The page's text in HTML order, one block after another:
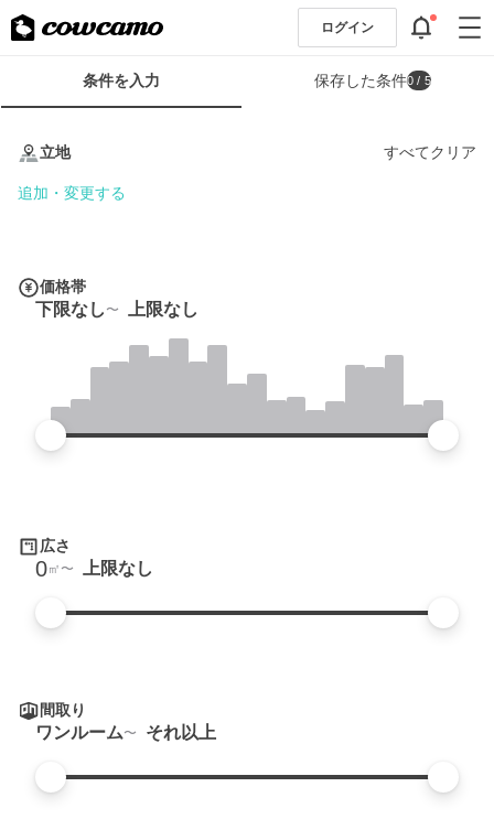
ログイン
条
条件を入力 保存した条件0 / 5
立地 すべてクリア
追加・変更する
価格帯
下限なし 上限なし
広さ
0㎡ 上限なし
間取り
ワンルーム それ以上